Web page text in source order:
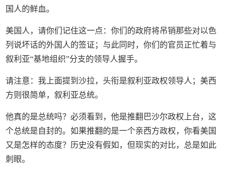
国人的鲜血。
美国人，请你们记住这一点：你们的政府将吊销那些对以色
列说坏话的外国人的签证；与此同时，你们的官员正忙着与
叙利亚“基地组织”分支的领导人握手。
请注意：我上面提到沙拉，头衔是叙利亚政权领导人；美西
方则很简单，叙利亚总统。
他真的是总统吗？必须看到，他是推翻巴沙尔政权上台，这
个总统是自封的。如果推翻的是一个亲西方政权，你看美国
又是怎样的态度？历史没有假如，但现实的对比，总是如此
刺眼。